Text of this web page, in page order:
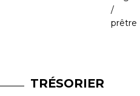
/
prêtre
TRÉSORIER